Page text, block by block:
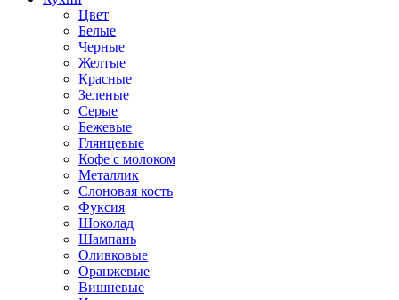
Цвет
Белые
Черные
Желтые
Красные
Зеленые
Серые
Бежевые
Глянцевые
Кофе с молоком
Металлик
Слоновая кость
Фуксия
Шоколад
Шампань
Оливковые
Оранжевые
Вишневые